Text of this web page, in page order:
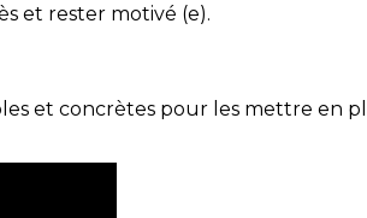
et rester motivé (e).
et concrètes pour les mettre en